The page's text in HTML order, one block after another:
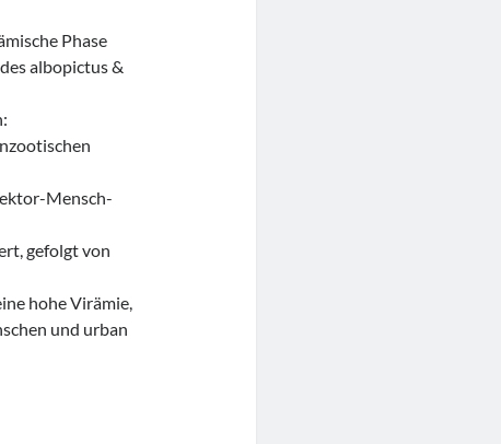
Phase
albopictus &
Mensch-
gefolgt von
hohe Virämie,
und urban